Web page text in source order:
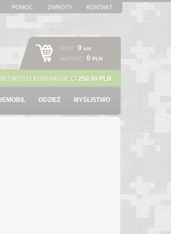
POMOC ZWROTY KONTAKT
Ilość: 0 szt
wartość: 0 PLN
WYSYŁKI BRAKUJE CI 250.00 PLN
ODZIEŻ MYŚLISTWO